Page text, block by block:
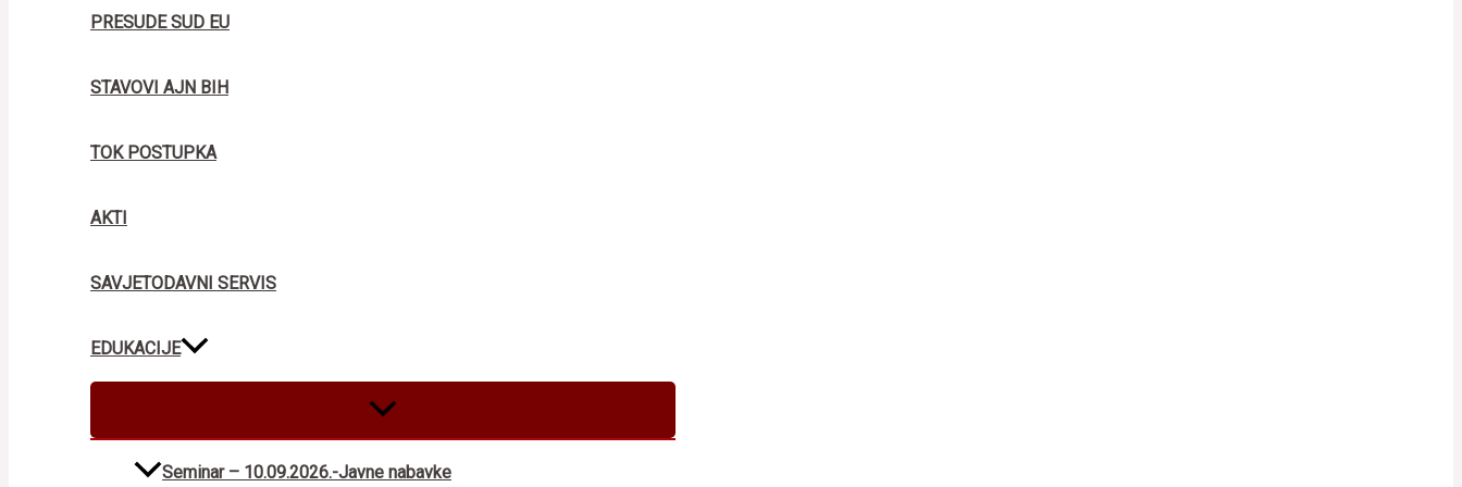
PRESUDE SUD EU
STAVOVI AJN BIH
TOK POSTUPKA
AKTI
SAVJETODAVNI SERVIS
EDUKACIJE
MENU
TOGGLE
Seminar – 10.09.2026.-Javne nabavke